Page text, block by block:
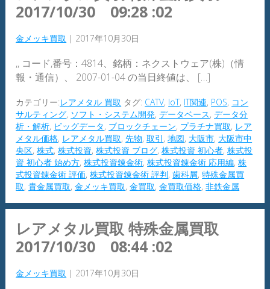
2017/10/30 09:28 :02
金メッキ買取 | 2017年10月30日
,, コード,番号：4814、銘柄：ネクストウェア(株)（情
報・通信）、 2007-01-04 の当日終値は、 […]
カテゴリー:レアメタル 買取 タグ: CATV, IoT, IT関連, POS, コン
サルティング, ソフト・システム開発,データベース,データ分
析・解析, ビッグデータ, ブロックチェーン, プラチナ買取, レア
メタル価格, レアメタル買取,先物,取引 ,地図, 大阪市, 大阪市中
央区,株式,株式投資,株式投資 ブログ,株式投資 初心者,株式投
資 初心者 始め方,株式投資錬金術,株式投資錬金術 応用編,株
式投資錬金術 評価,株式投資錬金術 評判,歯科屑,特殊金属買
取,貴金属買取,金メッキ買取,金買取,金買取価格,非鉄金属
レアメタル買取 特殊金属買取
2017/10/30 08:44 :02
金メッキ買取 | 2017年10月30日